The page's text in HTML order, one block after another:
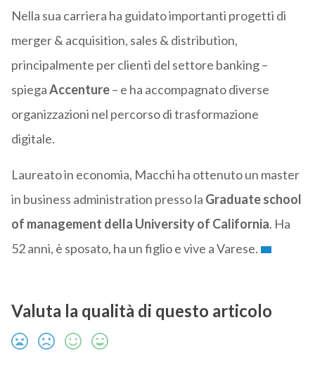
Nella sua carriera ha guidato importanti progetti di
merger & acquisition, sales & distribution,
principalmente per clienti del settore banking –
spiegaAccenture– e ha accompagnato diverse
organizzazioni nel percorso di trasformazione
digitale.
Laureato in economia, Macchi ha ottenuto un master
in business administration presso la Graduate school
of management della University of California. Ha
52 anni, è sposato, ha un figlio e vive a Varese.
Valuta la qualità di questo articolo